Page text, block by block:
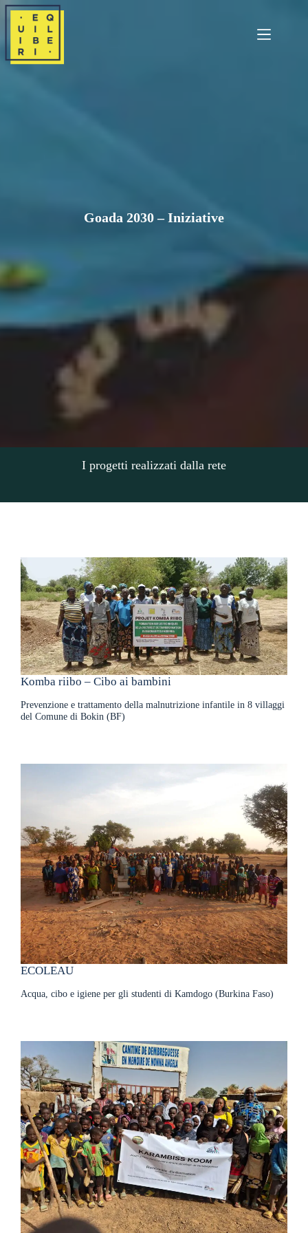
Salta
contenuto
Goada 2030 – Iniziative
I progetti realizzati dalla rete
Komba riibo – Cibo ai bambini
Prevenzione e trattamento della malnutrizione infantile in 8 villaggi
del Comune di Bokin (BF)
ECOLEAU
Acqua, cibo e igiene per gli studenti di Kamdogo (Burkina Faso)